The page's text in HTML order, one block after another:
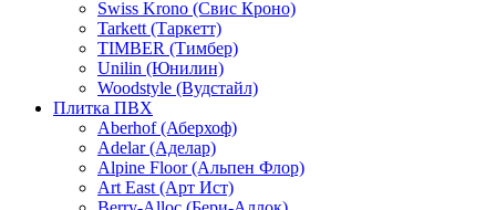
Swiss Krono (Свис Кроно)
Tarkett (Таркетт)
TIMBER (Тимбер)
Unilin (Юнилин)
Woodstyle (Вудстайл)
Плитка ПВХ
Aberhof (Аберхоф)
Adelar (Аделар)
Alpine Floor (Альпен Флор)
Art East (Арт Ист)